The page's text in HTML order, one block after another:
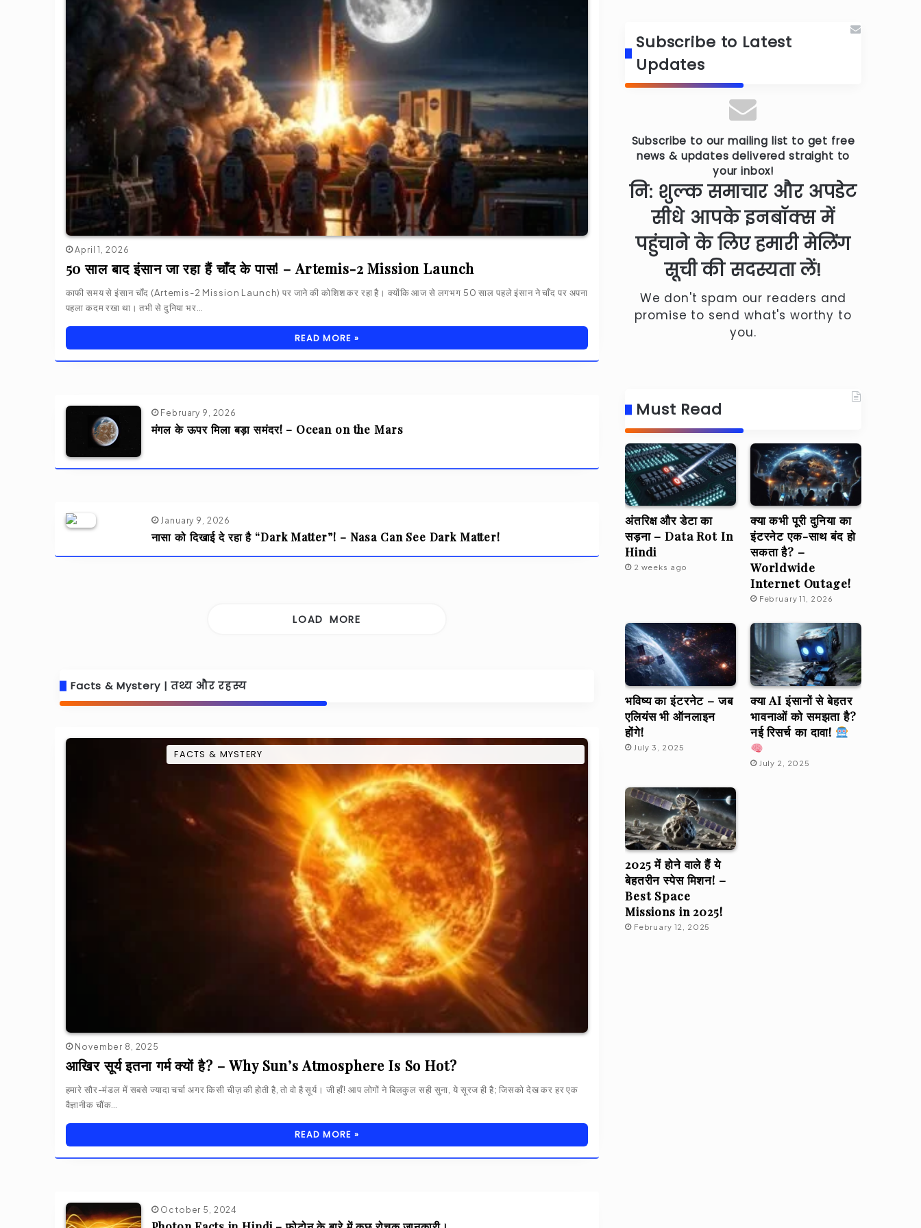
मंगल के ऊपर मिला बड़ा समंदर! –
Ocean on the Mars
April 1, 2026
50 साल बाद इंसान जा रहा हैं चाँद के पास! – Artemis-2 Mission Launch
काफी समय से इंसान चाँद (Artemis-2 Mission Launch) पर जाने की कोशिश कर रहा है। क्योंकि आज से लगभग 50 साल पहले इंसान ने चाँद पर अपना
पहला कदम रखा था। तभी से दुनिया भर…
READ MORE »
February 9, 2026
मंगल के ऊपर मिला बड़ा समंदर! – Ocean on the Mars
January 9, 2026
नासा को दिखाई दे रहा है “Dark Matter”! – Nasa Can See Dark Matter!
LOAD MORE
Facts & Mystery | तथ्य और रहस्य
FACTS & MYSTERY
November 8, 2025
आखिर सूर्य इतना गर्म क्यों है? – Why Sun’s Atmosphere Is So Hot?
हमारे सौर-मंडल में सबसे ज्यादा चर्चा अगर किसी चीज़ की होती है, तो वो है सूर्य। जी हाँ! आप लोगों ने बिलकुल सही सुना, ये सूरज ही है; जिसको देख कर हर एक
वैज्ञानीक चौंक…
READ MORE »
October 5, 2024
Subscribe to Latest
Updates
Subscribe to our mailing list to get free
news & updates delivered straight to
your inbox!
नि: शुल्क समाचार और अपडेट
सीधे आपके इनबॉक्स में
पहुंचाने के लिए हमारी मेलिंग
सूची की सदस्यता लें!
We don't spam our readers and
promise to send what's worthy to
you.
Must Read
अंतरिक्ष और डेटा का
सड़ना – Data Rot In
Hindi
2 weeks ago
क्या कभी पूरी दुनिया का
इंटरनेट एक-साथ बंद हो
सकता है? –
Worldwide
Internet Outage!
February 11, 2026
भविष्य का इंटरनेट – जब
एलियंस भी ऑनलाइन
होंगे!
July 3, 2025
क्या AI इंसानों से बेहतर
भावनाओं को समझता है?
नई रिसर्च का दावा!
July 2, 2025
2025 में होने वाले हैं ये
बेहतरीन स्पेस मिशन! –
Best Space
Missions in 2025!
February 12, 2025